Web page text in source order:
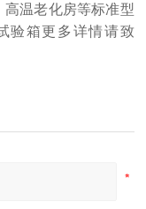
温老化房等标准型
验箱更多详情请致